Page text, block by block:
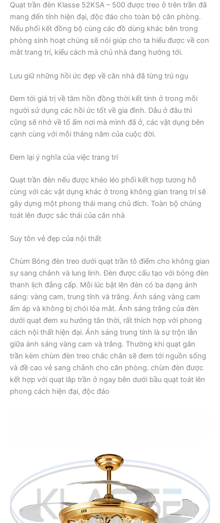
Quạt trần đèn Klasse 52KSA – 500 được treo ở trên trần đã
mang đến tính hiện đại, độc đáo cho toàn bộ căn phòng.
Nếu phối kết đồng bộ cùng các đồ dùng khác bên trong
phòng sinh hoạt chúng sẽ nói giúp cho ta hiểu được về con
mắt trang trí, kiểu cách mà chủ nhà đang hướng tới.
Lưu giữ những hồi ức đẹp về căn nhà đã từng trú ngụ
Đem tới giá trị về tâm hồn đồng thời kết tinh ở trong mỗi
người sử dụng các hồi ức tốt về gia đình. Dẫu ở đâu thì
cũng sẽ nhớ về tổ ấm nơi mà mình đã ở, các vật dụng bên
cạnh cùng với mỗi tháng năm của cuộc đời.
Đem lại ý nghĩa của việc trang trí
Quạt trần đèn nếu được khéo léo phối kết hợp tương hỗ
cùng với các vật dụng khác ở trong không gian trang trí sẽ
gây dựng một phong thái mang chủ đích. Toàn bộ chúng
toát lên được sắc thái của căn nhà
Suy tôn vẻ đẹp của nội thất
Chùm Bóng đèn treo dưới quạt trần tô điểm cho không gian
sự sang chảnh và lung linh. Đèn được cấu tạo với bóng đèn
thanh lịch đẳng cấp. Mỗi lúc bật lên đèn có ba dạng ánh
sáng: vàng cam, trung tính và trắng. Ánh sáng vàng cam
ấm áp và không bị chói lóa mắt. Ánh sáng trắng của đèn
dưới quạt đem xu hướng tân thời, rất thích hợp với phong
cách nội thất hiện đại. Ánh sáng trung tính là sự trộn lẫn
giữa ánh sáng vàng cam và trắng. Thường khi quạt gắn
trần kèm chùm đèn treo chắc chắn sẽ đem tới nguồn sống
và đề cao vẻ sang chảnh cho căn phòng. chùm đèn được
kết hợp với quạt lắp trần ở ngay bên dưới bầu quạt toát lên
phong cách hiện đại, độc đáo